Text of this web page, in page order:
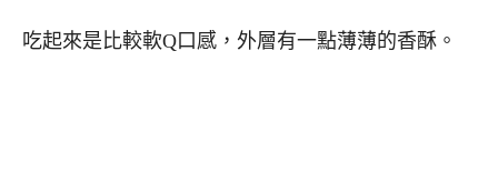
吃起來是比較軟Q口感，外層有一點薄薄的香酥。